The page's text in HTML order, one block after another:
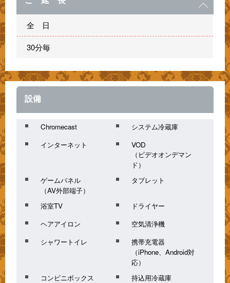
全 日
30分毎
設備
Chromecast
システム冷蔵庫
インターネット
VOD
（ビデオオンデマン
ド）
ゲームパネル
（AV外部端子）
タブレット
浴室TV
ドライヤー
ヘアアイロン
空気清浄機
シャワートイレ
携帯充電器
（iPhone、Android対
応）
コンビニボックス
持込用冷蔵庫